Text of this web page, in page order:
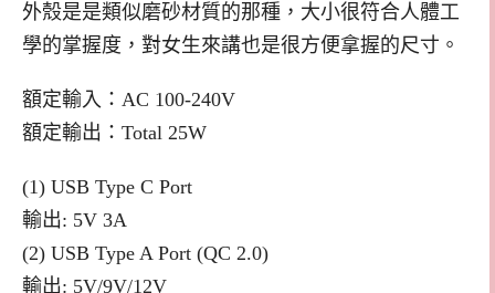
外殼是是類似磨砂材質的那種，大小很符合人體工
學的掌握度，對女生來講也是很方便拿握的尺寸。
額定輸入：AC 100-240V
額定輸出：Total 25W
(1) USB Type C Port
輸出: 5V 3A
(2) USB Type A Port (QC 2.0)
輸出: 5V/9V/12V